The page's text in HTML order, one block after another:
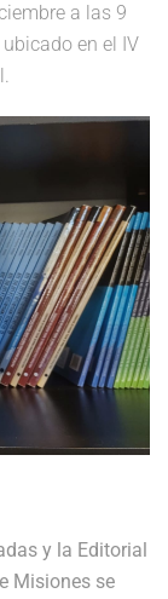
a las 9
en el IV
y la Editorial
Misiones se